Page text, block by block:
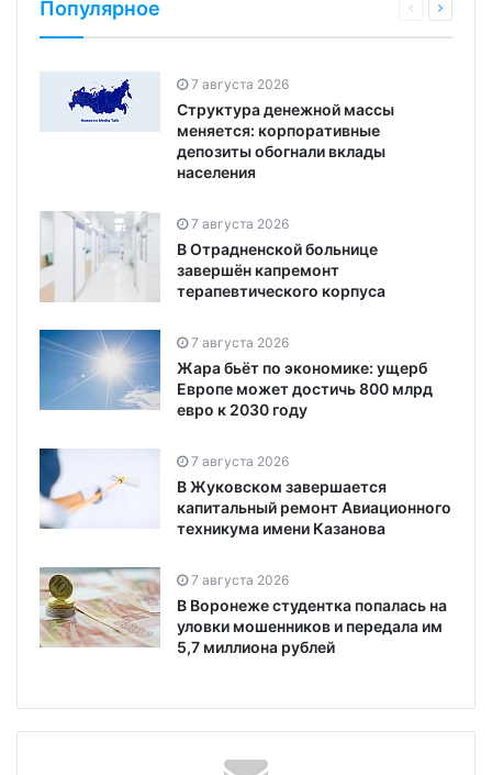
Популярное
7 августа 2026
Структура денежной массы
меняется: корпоративные
депозиты обогнали вклады
населения
7 августа 2026
В Отрадненской больнице
завершён капремонт
терапевтического корпуса
7 августа 2026
Жара бьёт по экономике: ущерб
Европе может достичь 800 млрд
евро к 2030 году
7 августа 2026
В Жуковском завершается
капитальный ремонт Авиационного
техникума имени Казанова
7 августа 2026
В Воронеже студентка попалась на
уловки мошенников и передала им
5,7 миллиона рублей